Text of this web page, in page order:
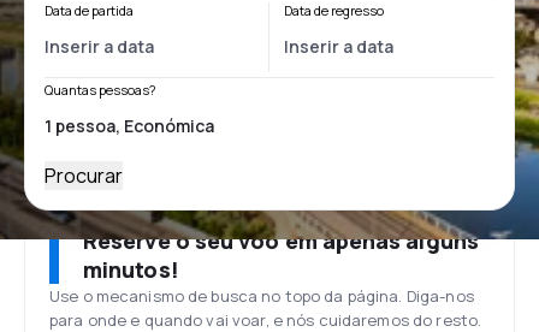
Data de partida Data de regresso
Quantas pessoas?
Procurar
Reserve o seu voo em apenas alguns
minutos!
Use o mecanismo de busca no topo da página. Diga-nos
para onde e quando vai voar, e nós cuidaremos do resto.